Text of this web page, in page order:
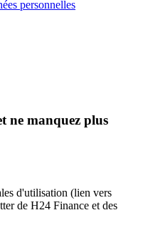
personnelles
ne manquez plus
d'utilisation (lien vers
de H24 Finance et des